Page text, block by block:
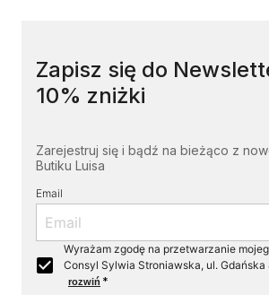
Zapisz się do
10% zniżki
Zarejestruj się i bądź na bieżąco z
Butiku Luisa
Email
Wyrażam zgodę na przetwarzanie
Consyl Sylwia Stroniawska, ul.
rozwiń *